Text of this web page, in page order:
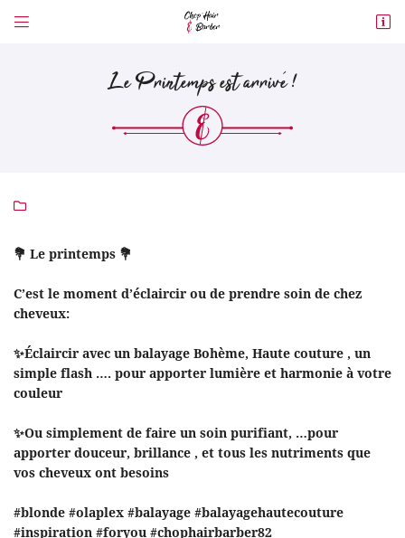
 
26 Boulevard Victor Guilhem
05 63 39 53 46
En cochant cette case, vous consentez à recevoir nos propositions commerciales à
Inscription
Le Printemps est arrivé !

💐 Le printemps 💐
C’est le moment d’éclaircir ou de prendre soin de chez
cheveux:
✨Éclaircir avec un balayage Bohème, Haute couture , un
simple flash …. pour apporter lumière et harmonie à votre
couleur
✨Ou simplement de faire un soin purifiant, …pour
apporter douceur, brillance , et tous les nutriments que
vos cheveux ont besoins
#blonde #olaplex #balayage #balayagehautecouture
#inspiration #foryou #chophairbarber82